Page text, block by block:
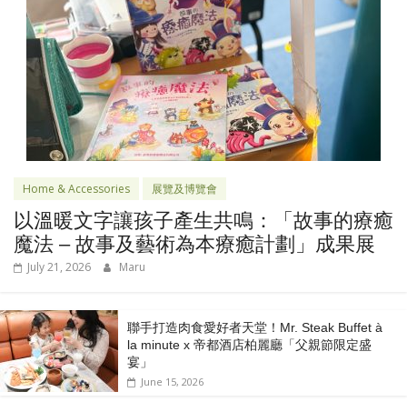
Home & Accessories 展覽及博覽會
以溫暖文字讓孩子產生共鳴：「故事的療癒
魔法 – 故事及藝術為本療癒計劃」成果展
July 21, 2026 Maru
聯手打造肉食愛好者天堂！Mr. Steak Buffet à
la minute x 帝都酒店柏麗廳「⽗親節限定盛
宴」
June 15, 2026